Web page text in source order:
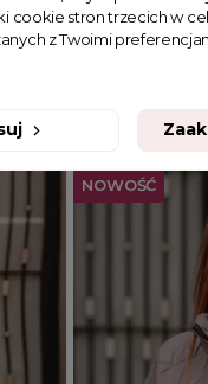
Krótka Kurtka
NOWOŚĆ
stron trzecich w
z Twoimi